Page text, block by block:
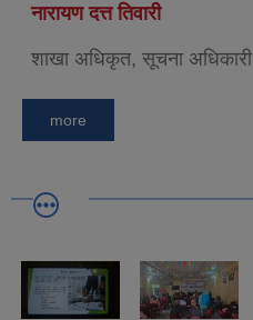
नारायण दत्त तिवारी
शाखा अधिकृत, सूचना अधिकारी
more